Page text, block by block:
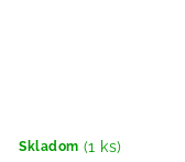
Skladom (1 ks)